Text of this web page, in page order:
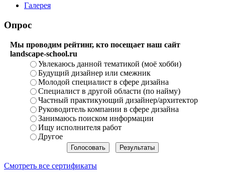
Галерея
Опрос
Мы проводим рейтинг, кто посещает наш сайт
landscape-school.ru
Увлекаюсь данной тематикой (моё хобби)
Будущий дизайнер или смежник
Молодой специалист в сфере дизайна
Специалист в другой области (по найму)
Частный практикующий дизайнер/архитектор
Руководитель компании в сфере дизайна
Занимаюсь поиском информации
Ищу исполнителя работ
Другое
Смотреть все сертификаты